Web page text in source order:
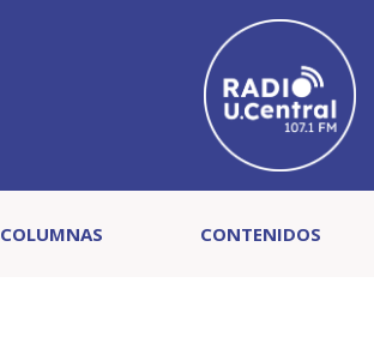
COLUMNAS CONTENIDOS